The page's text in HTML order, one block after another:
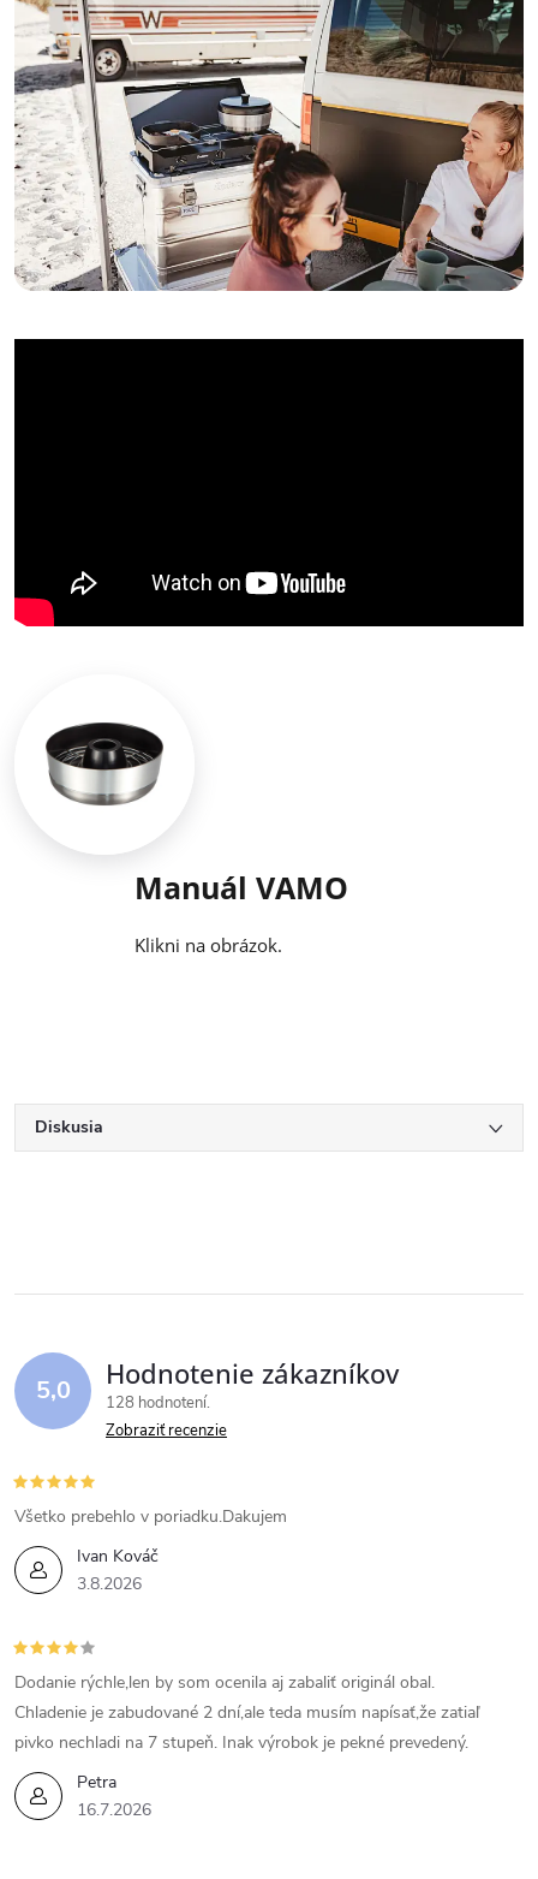
Manuál VAMO
Klikni na obrázok.
Diskusia
5,0 Hodnotenie zákazníkov
128 hodnotení
Zobraziť recenzie
Ivan Kováč
3.8.2026
Všetko prebehlo v poriadku.Dakujem
Petra
16.7.2026
Dodanie rýchle,len by som ocenila aj zabaliť originál obal.
Chladenie je zabudované 2 dní,ale teda musím napísať,že zatiaľ
pivko nechladi na 7 stupeň. Inak výrobok je pekné prevedený.